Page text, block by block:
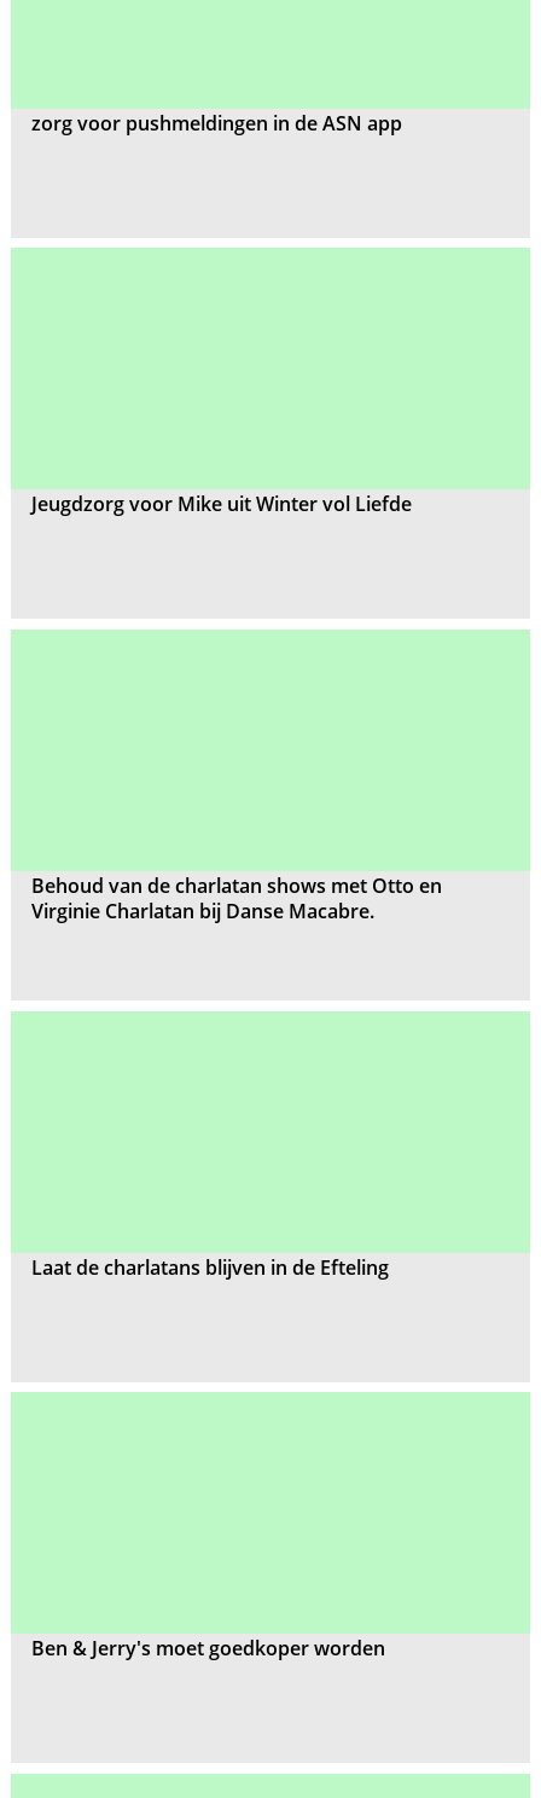
zorg voor pushmeldingen in de ASN app
Jeugdzorg voor Mike uit Winter vol Liefde
Behoud van de charlatan shows met Otto en
Virginie Charlatan bij Danse Macabre.
Laat de charlatans blijven in de Efteling
Ben & Jerry's moet goedkoper worden